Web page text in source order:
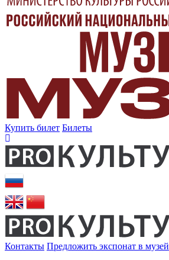
Купить билет Билеты
Контакты Предложить экспонат в музей